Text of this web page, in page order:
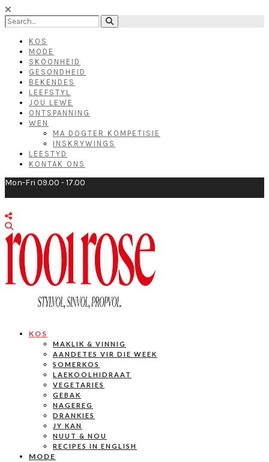
KOS
MODE
SKOONHEID
GESONDHEID
BEKENDES
LEEFSTYL
JOU LEWE
ONTSPANNING
WEN
MA DOGTER KOMPETISIE
INSKRYWINGS
LEESTYD
KONTAK ONS
Mon-Fri 09.00 - 17.00
KOS
MAKLIK & VINNIG
AANDETES VIR DIE WEEK
SOMERKOS
LAEKOOLHIDRAAT
VEGETARIES
GEBAK
NAGEREG
DRANKIES
JY KAN
NUUT & NOU
RECIPES IN ENGLISH
MODE